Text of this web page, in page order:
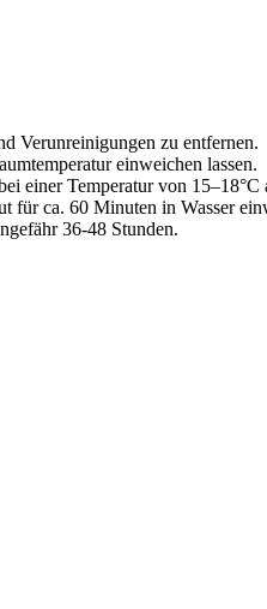
Verunreinigungen zu entfernen.
einweichen lassen.
einer Temperatur von
für ca. 60 Minuten in Wasser
36-48 Stunden.